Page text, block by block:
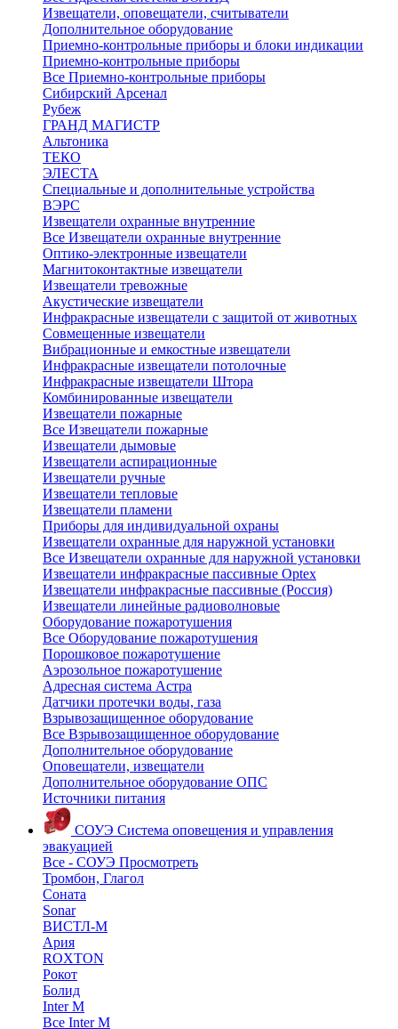
Извещатели, оповещатели, считыватели
Дополнительное оборудование
Приемно-контрольные приборы и блоки индикации
Приемно-контрольные приборы
Все Приемно-контрольные приборы
Сибирский Арсенал
Рубеж
ГРАНД МАГИСТР
Альтоника
ТЕКО
ЭЛЕСТА
Специальные и дополнительные устройства
ВЭРС
Извещатели охранные внутренние
Все Извещатели охранные внутренние
Оптико-электронные извещатели
Магнитоконтактные извещатели
Извещатели тревожные
Акустические извещатели
Инфракрасные извещатели с защитой от животных
Совмещенные извещатели
Вибрационные и емкостные извещатели
Инфракрасные извещатели потолочные
Инфракрасные извещатели Штора
Комбинированные извещатели
Извещатели пожарные
Все Извещатели пожарные
Извещатели дымовые
Извещатели аспирационные
Извещатели ручные
Извещатели тепловые
Извещатели пламени
Приборы для индивидуальной охраны
Извещатели охранные для наружной установки
Все Извещатели охранные для наружной установки
Извещатели инфракрасные пассивные Optex
Извещатели инфракрасные пассивные (Россия)
Извещатели линейные радиоволновые
Оборудование пожаротушения
Все Оборудование пожаротушения
Порошковое пожаротушение
Аэрозольное пожаротушение
Адресная система Астра
Датчики протечки воды, газа
Взрывозащищенное оборудование
Все Взрывозащищенное оборудование
Дополнительное оборудование
Оповещатели, извещатели
Дополнительное оборудование ОПС
Источники питания
СОУЭ Система оповещения и управления
эвакуацией
Все - СОУЭ Просмотреть
Тромбон, Глагол
Соната
Sonar
ВИСТЛ-М
Ария
ROXTON
Рокот
Болид
Inter M
Все Inter M